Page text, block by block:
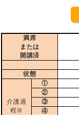
満席
または
開講済
状態
介護過
程Ⅲ
①
②
③
④